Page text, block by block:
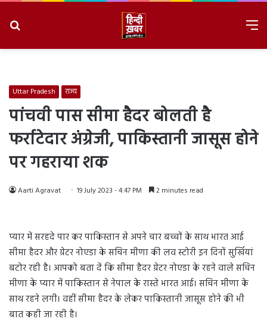
Uttar Pradesh राज्य
पांचवी पास सीमा हैदर बोलती है
फर्राटेदार अंग्रेजी, पाकिस्तानी जासूस होने
पर गहराया शक
Aarti Agravat 19 July 2023 - 4:47 PM 2 minutes read
प्यार में सरहदे पार कर पाकिस्तान से अपने चार बच्चों के साथ भारत आई
सीमा हैदर और ग्रेटर नोएडा के सचिन मीणा की लव स्टोरी इन दिनों सुर्खियां
बटोर रही है। आपको बता दें कि सीमा हैदर ग्रेटर नोएडा के रहने वाले सचिन
मीणा के प्यार में पाकिस्तान से नेपाल के रास्ते भारत आई। सचिन मीणा के
साथ रहने लगी। वहीं सीमा हैदर के लेकर पाकिस्तानी जासूस होने की भी
बात कही जा रही है।